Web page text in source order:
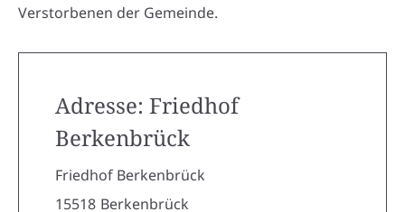
Verstorbenen der Gemeinde.
Adresse: Friedhof
Berkenbrück
Friedhof Berkenbrück
15518 Berkenbrück